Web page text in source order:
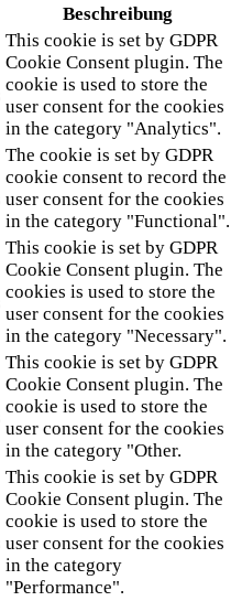
Beschreibung
This cookie is set by GDPR
Cookie Consent plugin. The
cookie is used to store the
user consent for the cookies
in the category "Analytics".
The cookie is set by GDPR
cookie consent to record the
user consent for the cookies
in the category "Functional".
This cookie is set by GDPR
Cookie Consent plugin. The
cookies is used to store the
user consent for the cookies
in the category "Necessary".
This cookie is set by GDPR
Cookie Consent plugin. The
cookie is used to store the
user consent for the cookies
in the category "Other.
This cookie is set by GDPR
Cookie Consent plugin. The
cookie is used to store the
user consent for the cookies
in the category
"Performance".